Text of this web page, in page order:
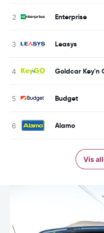
Enterprise
Leasys
Goldcar Key'n
Budget
Alamo
Vis